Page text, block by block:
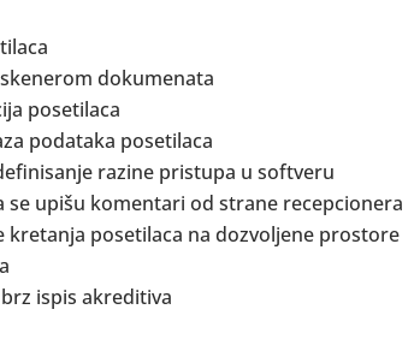
dokumenata
posetilaca
podataka posetilaca
razine pristupa u softveru
se upišu komentari od strane recepcionera
kretanja posetilaca na dozvoljene prostore
ispis akreditiva